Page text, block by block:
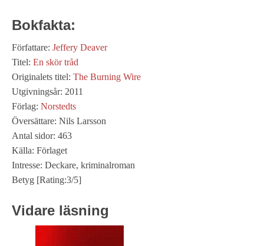
Bokfakta:
Författare: Jeffery Deaver
Titel: En skör tråd
Originalets titel: The Burning Wire
Utgivningsår: 2011
Förlag: Norstedts
Översättare: Nils Larsson
Antal sidor: 463
Källa: Förlaget
Intresse: Deckare, kriminalroman
Betyg [Rating:3/5]
Vidare läsning